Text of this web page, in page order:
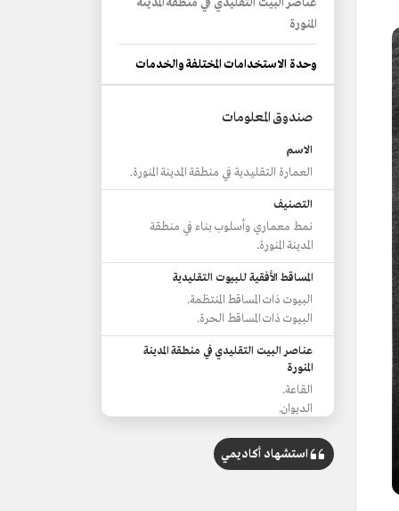
عناصر البيت التقليدي في منطقة المدينة
المنورة
وحدة الاستخدامات المختلفة والخدمات
صندوق المعلومات
الاسم
العمارة التقليدية في منطقة المدينة المنورة.
التصنيف
نمط معماري وأسلوب بناء في منطقة
المدينة المنورة.
المساقط الأفقية للبيوت التقليدية
البيوت ذات المساقط المنتظمة.
البيوت ذات المساقط الحرة.
عناصر البيت التقليدي في منطقة المدينة
المنورة
القاعة.
الديوان.
وحدة الاستخدامات المختلفة والخدمات.
استشهاد أكاديمي